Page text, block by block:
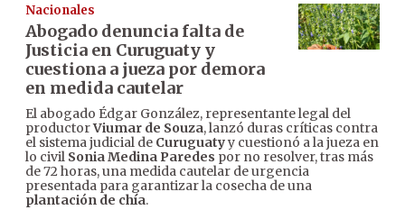
Nacionales
Abogado denuncia falta de
Justicia en Curuguaty y
cuestiona a jueza por demora
en medida cautelar
El abogado Édgar González, representante legal del
productorViumar de Souza, lanzó duras críticas contra
el sistema judicial de Curuguatyy cuestionó a la jueza en
lo civil Sonia Medina Paredes por no resolver, tras más
de 72 horas, una medida cautelar de urgencia
presentada para garantizar la cosecha de una
plantación de chía.